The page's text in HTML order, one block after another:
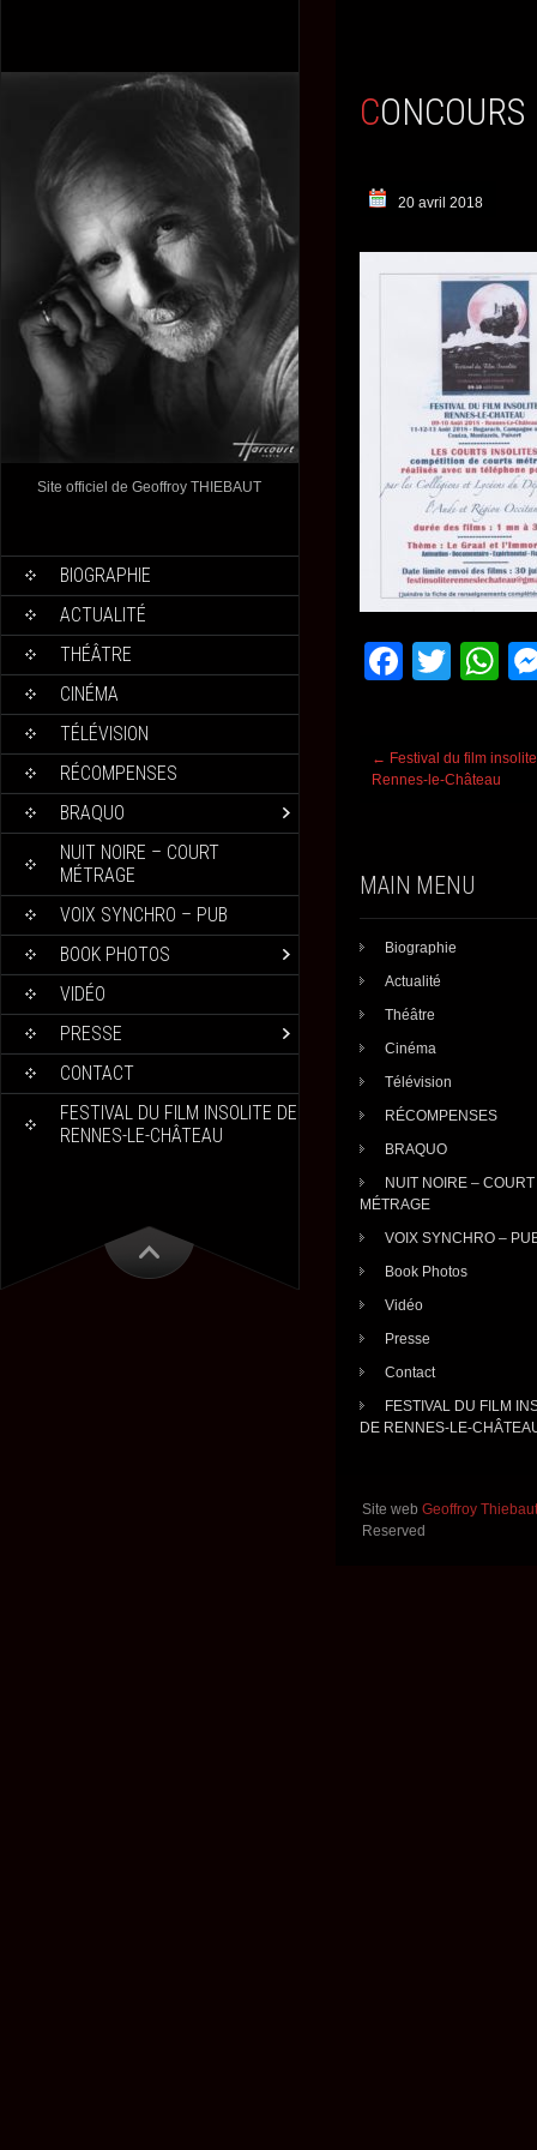
Site officiel de Geoffroy THIEBAUT
BIOGRAPHIE
ACTUALITÉ
THÉÂTRE
CINÉMA
TÉLÉVISION
RÉCOMPENSES
BRAQUO
NUIT NOIRE – COURT
MÉTRAGE
VOIX SYNCHRO – PUB
BOOK PHOTOS
VIDÉO
PRESSE
CONTACT
FESTIVAL DU FILM INSOLITE DE
RENNES-LE-CHÂTEAU
20 avril 2018
F
e
o
k
T
er
W
s
Post
navigation
← Festival du film
Rennes-le-Château
MAIN MENU
Biographie
Actualité
Théâtre
Cinéma
Télévision
RÉCOMPENSES
BRAQUO
NUIT NOIRE – COURT
MÉTRAGE
VOIX SYNCHRO –
Book Photos
Vidéo
Presse
Contact
FESTIVAL DU FILM
DE RENNES-LE-
Site web Geoffroy
Reserved